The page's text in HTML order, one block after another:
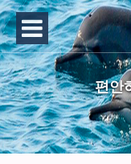
편안